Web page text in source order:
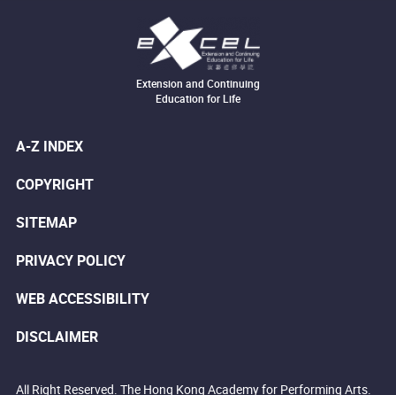
Extension and Continuing
Education for Life
A-Z INDEX
COPYRIGHT
SITEMAP
PRIVACY POLICY
WEB ACCESSIBILITY
DISCLAIMER
All Right Reserved. The Hong Kong Academy for Performing Arts.